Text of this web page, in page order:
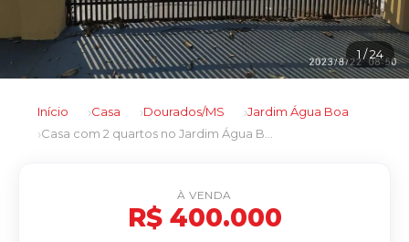
1 / 24
Início Casa Dourados/MS
Jardim Água Boa
À VENDA
R$ 400.000